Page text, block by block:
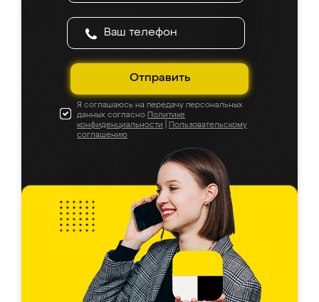
Отправить
Я соглашаюсь на передачу персональных
данных согласно Политике
конфиденциальности
Пользовательскому
соглашению